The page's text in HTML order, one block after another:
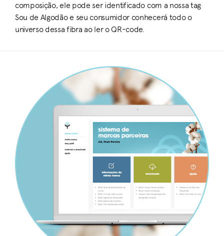
composição, ele pode ser identificado com a nossa tag
Sou de Algodão e seu consumidor conhecerá todo o
universo dessa fibra ao ler o QR-code.